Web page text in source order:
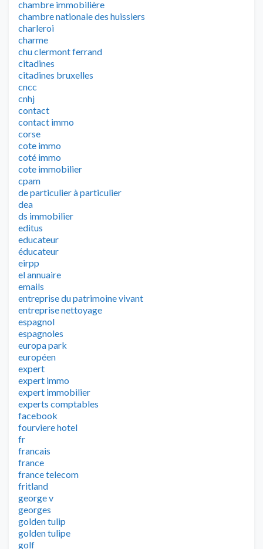
chambre immobilière
chambre nationale des huissiers
charleroi
charme
chu clermont ferrand
citadines
citadines bruxelles
cncc
cnhj
contact
contact immo
corse
cote immo
coté immo
cote immobilier
cpam
de particulier à particulier
dea
ds immobilier
editus
educateur
éducateur
eirpp
el annuaire
emails
entreprise du patrimoine vivant
entreprise nettoyage
espagnol
espagnoles
europa park
européen
expert
expert immo
expert immobilier
experts comptables
facebook
fourviere hotel
fr
francais
france
france telecom
fritland
george v
georges
golden tulip
golden tulipe
golf